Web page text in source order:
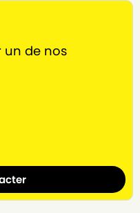
un de nos